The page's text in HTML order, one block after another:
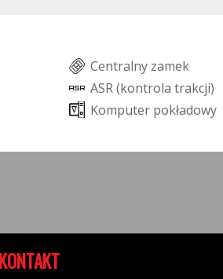
Centralny zamek
ASR (kontrola trakcji)
Komputer pokładowy
KONTAKT